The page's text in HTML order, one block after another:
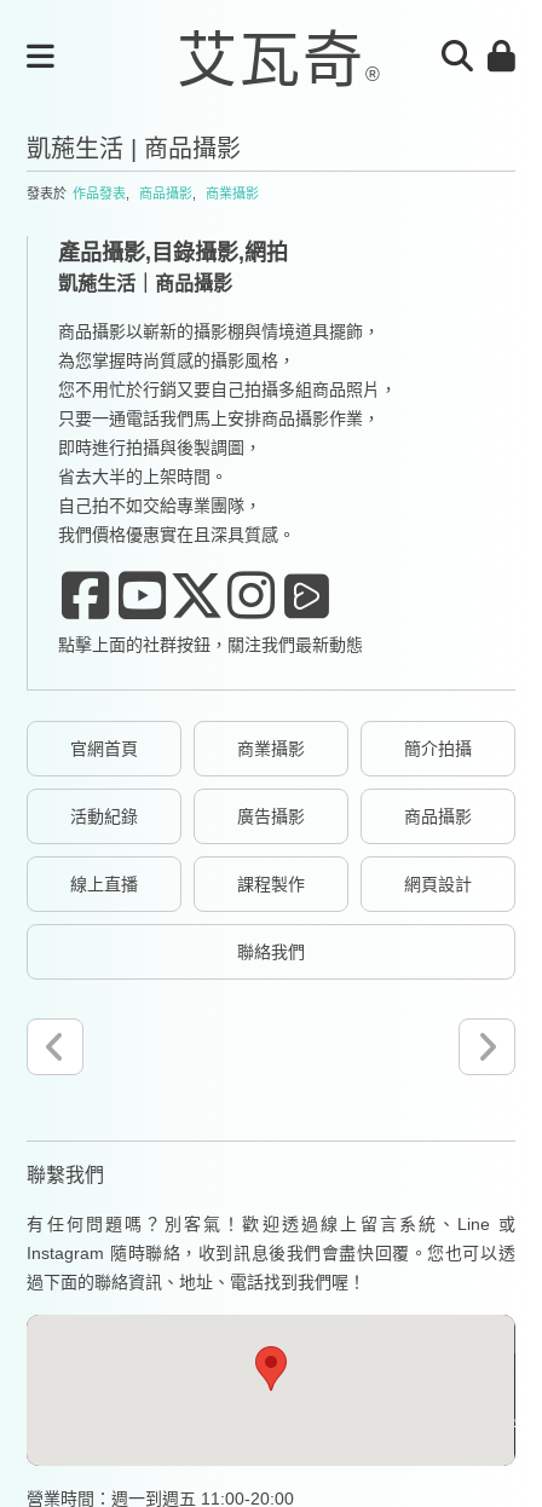
凱葹生活 | 商品攝影
發表於 作品發表 商品攝影 商業攝影
產品攝影,目錄攝影,網拍
凱葹生活｜商品攝影
商品攝影以嶄新的攝影棚與情境道具擺飾，
為您掌握時尚質感的攝影風格，
您不用忙於行銷又要自己拍攝多組商品照片，
只要一通電話我們馬上安排商品攝影作業，
即時進行拍攝與後製調圖，
省去大半的上架時間。
自己拍不如交給專業團隊，
我們價格優惠實在且深具質感。
點擊上面的社群按鈕，關注我們最新動態
官網首頁 商業攝影 簡介拍攝
活動紀錄 廣告攝影 商品攝影
線上直播 課程製作 網頁設計
聯絡我們
聯繫我們
有任何問題嗎？別客氣！歡迎透過線上留言系統、Line 或
Instagram 隨時聯絡，收到訊息後我們會盡快回覆。您也可以透
過下面的聯絡資訊、地址、電話找到我們喔！
營業時間：週一到週五 11:00-20:00